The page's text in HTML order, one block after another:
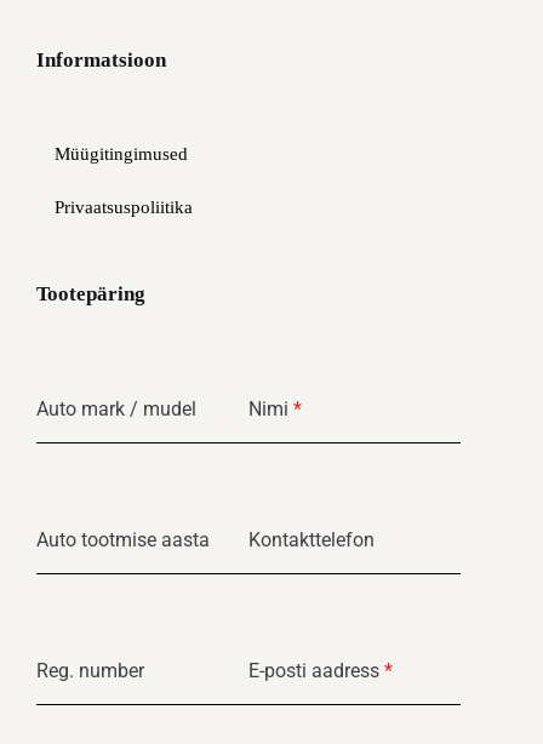
Informatsioon
Müügitingimused
Privaatsuspoliitika
Tootepäring
Auto mark / mudel Nimi *
Auto tootmise aasta Kontakttelefon
Reg. number E-posti aadress *